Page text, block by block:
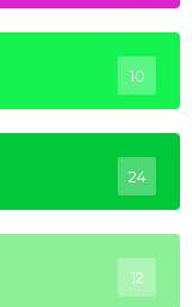
10
24
12